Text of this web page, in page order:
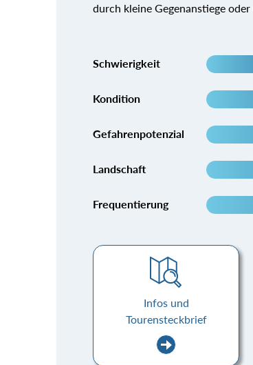
durch kleine Gegenanstiege
Schwierigkeit
Kondition
Gefahrenpotenzial
Landschaft
Frequentierung
Infos und
Tourensteckbrief